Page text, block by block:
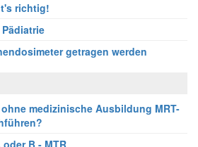
richtig!
getragen werden
medizinische Ausbildung MRT-
B - MTR